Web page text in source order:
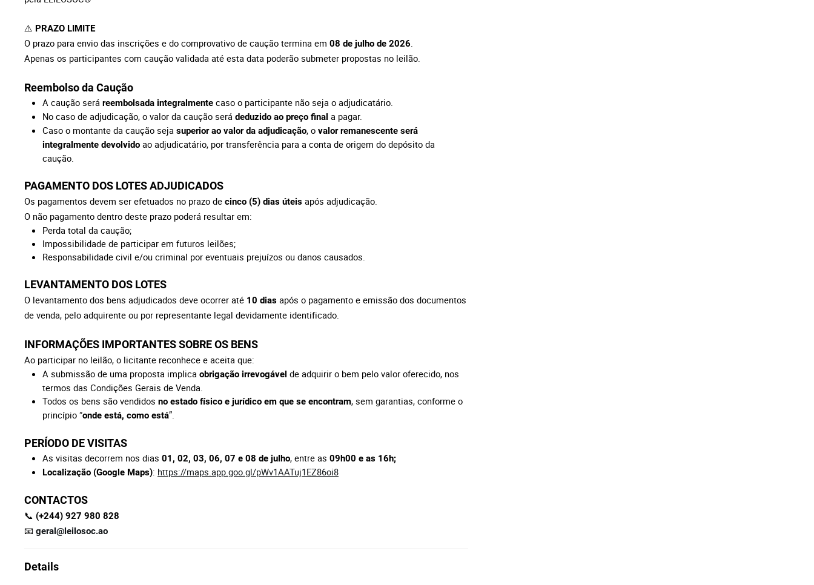
⚠️ PRAZO LIMITE
O prazo para envio das inscrições e do comprovativo de caução termina em 08 de julho de 2026.
Apenas os participantes com caução validada até esta data poderão submeter propostas no leilão.
Reembolso da Caução
A caução será reembolsada integralmente caso o participante não seja o adjudicatário.
No caso de adjudicação, o valor da caução será deduzido ao preço final a pagar.
Caso o montante da caução seja superior ao valor da adjudicação, o valor remanescente será
integralmente devolvido ao adjudicatário, por transferência para a conta de origem do depósito da
caução.
PAGAMENTO DOS LOTES ADJUDICADOS
Os pagamentos devem ser efetuados no prazo de cinco (5) dias úteis após adjudicação.
O não pagamento dentro deste prazo poderá resultar em:
Perda total da caução;
Impossibilidade de participar em futuros leilões;
Responsabilidade civil e/ou criminal por eventuais prejuízos ou danos causados.
LEVANTAMENTO DOS LOTES
O levantamento dos bens adjudicados deve ocorrer até 10 dias após o pagamento e emissão dos documentos
de venda, pelo adquirente ou por representante legal devidamente identificado.
INFORMAÇÕES IMPORTANTES SOBRE OS BENS
Ao participar no leilão, o licitante reconhece e aceita que:
A submissão de uma proposta implica obrigação irrevogável de adquirir o bem pelo valor oferecido, nos
termos das Condições Gerais de Venda.
Todos os bens são vendidos no estado físico e jurídico em que se encontram, sem garantias, conforme o
princípio “onde está, como está”.
PERÍODO DE VISITAS
As visitas decorrem nos dias 01, 02, 03, 06, 07 e 08 de julho, entre as 09h00 e as 16h;
Localização (Google Maps): https://maps.app.goo.gl/pWv1AATuj1EZ86oi8
CONTACTOS
📞 (+244) 927 980 828
📧 geral@leilosoc.ao
Details